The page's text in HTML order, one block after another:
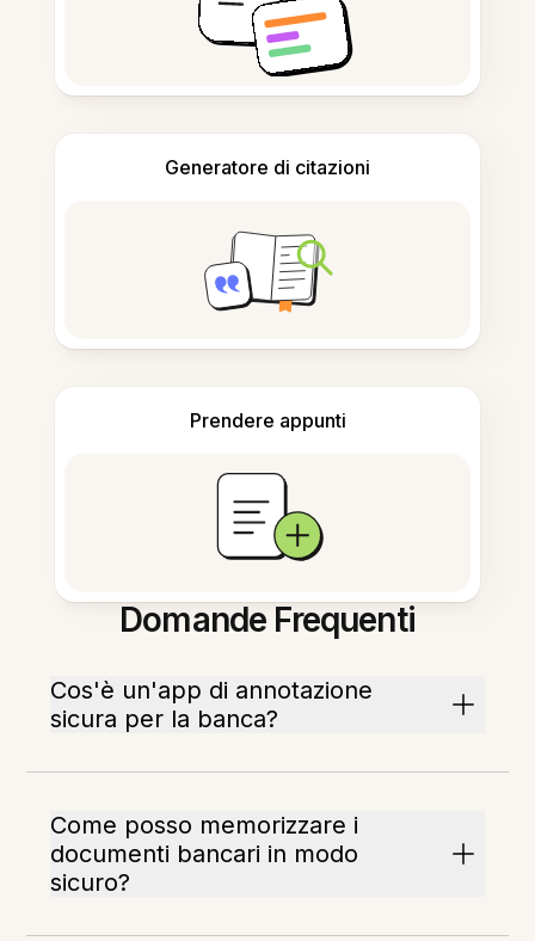
Generatore di citazioni
Prendere appunti
Domande Frequenti
Cos'è un'app di annotazione
sicura per la banca?
Come posso memorizzare i
documenti bancari in modo
sicuro?